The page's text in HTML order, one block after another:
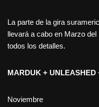
La parte de la gira
llevará a cabo en Marzo
todos los detalles.
MARDUK + UNLEASHED
Noviembre